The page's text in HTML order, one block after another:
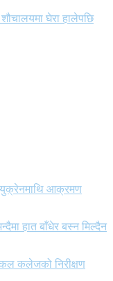
घेरा हालेपछि
युक्रेनमाथि आक्रमण
हात बाँधेर बस्न मिल्दैन
कलेजको निरीक्षण